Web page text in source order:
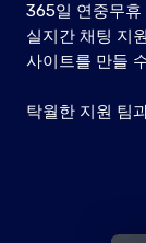
365일 연중무휴
실지간 채팅 지
사이트를 만들
탁월한 지원 팀